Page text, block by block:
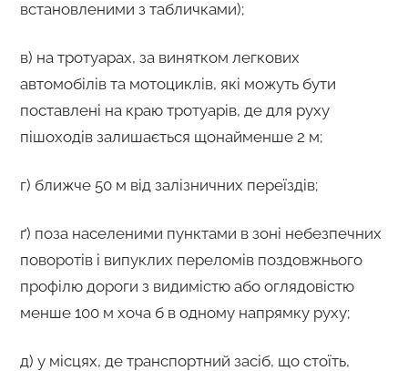
встановленими з табличками);
в) на тротуарах, за винятком легкових
автомобілів та мотоциклів, які можуть бути
поставлені на краю тротуарів, де для руху
пішоходів залишається щонайменше 2 м;
г) ближче 50 м від залізничних переїздів;
ґ) поза населеними пунктами в зоні небезпечних
поворотів і випуклих переломів поздовжнього
профілю дороги з видимістю або оглядовістю
менше 100 м хоча б в одному напрямку руху;
д) у місцях, де транспортний засіб, що стоїть,